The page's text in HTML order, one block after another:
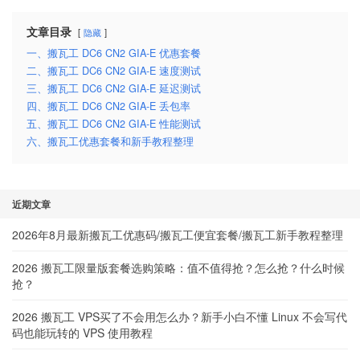
文章目录 隐藏
一、搬瓦工 DC6 CN2 GIA-E 优惠套餐
二、搬瓦工 DC6 CN2 GIA-E 速度测试
三、搬瓦工 DC6 CN2 GIA-E 延迟测试
四、搬瓦工 DC6 CN2 GIA-E 丢包率
五、搬瓦工 DC6 CN2 GIA-E 性能测试
六、搬瓦工优惠套餐和新手教程整理
近期文章
2026年8月最新搬瓦工优惠码/搬瓦工便宜套餐/搬瓦工新手教程整理
2026 搬瓦工限量版套餐选购策略：值不值得抢？怎么抢？什么时候
抢？
2026 搬瓦工 VPS买了不会用怎么办？新手小白不懂 Linux 不会写代
码也能玩转的 VPS 使用教程